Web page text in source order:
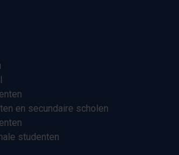
en secundaire scholen
studenten